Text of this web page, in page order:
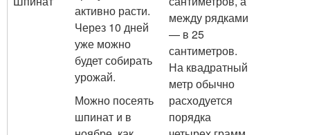
активно расти.
Через 10 дней
уже можно
будет собирать
урожай.
Можно посеять
шпинат и в
между рядками
— в 25
сантиметров.
На квадратный
метр обычно
расходуется
порядка